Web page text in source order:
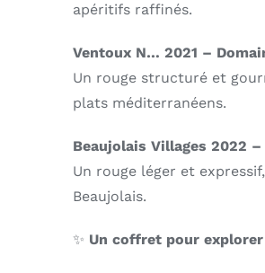
apéritifs raffinés.
Ventoux N… 2021 –
Un rouge structuré et
plats méditerranéens.
Beaujolais Villages 2022
Un rouge léger et
Beaujolais.
✨ Un coffret pour